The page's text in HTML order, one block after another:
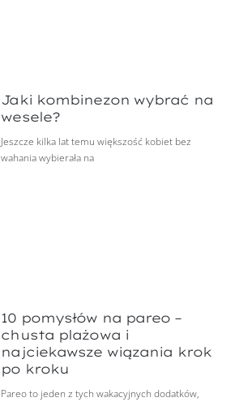
Jaki kombinezon wybrać na
wesele?
Jeszcze kilka lat temu większość kobiet bez
wahania wybierała na
10 pomysłów na pareo –
chusta plażowa i
najciekawsze wiązania krok
po kroku
Pareo to jeden z tych wakacyjnych dodatków,